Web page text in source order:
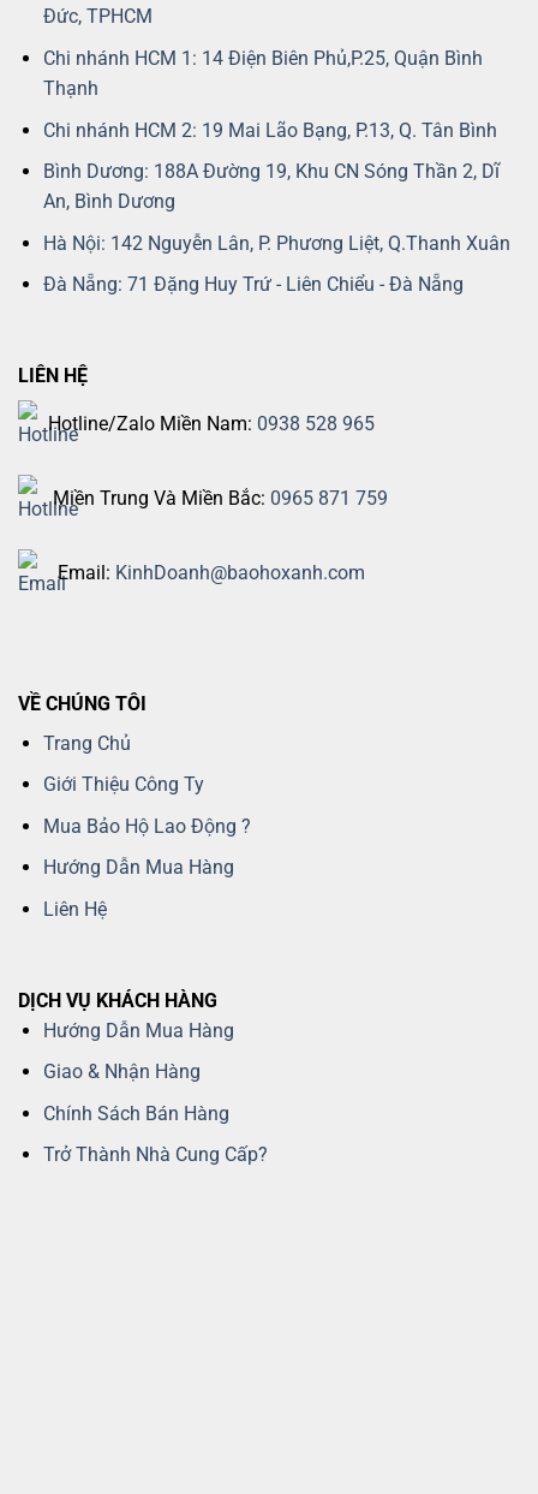
Đức, TPHCM
Chi nhánh HCM 1: 14 Điện Biên Phủ,P.25, Quận Bình
Thạnh
Chi nhánh HCM 2: 19 Mai Lão Bạng, P.13, Q. Tân Bình
Bình Dương: 188A Đường 19, Khu CN Sóng Thần 2, Dĩ
An, Bình Dương
Hà Nội: 142 Nguyễn Lân, P. Phương Liệt, Q.Thanh Xuân
Đà Nẵng: 71 Đặng Huy Trứ - Liên Chiểu - Đà Nẵng
LIÊN HỆ
Hotline/Zalo Miền Nam: 0938 528 965
Miền Trung Và Miền Bắc: 0965 871 759
Email: KinhDoanh@baohoxanh.com
VỀ CHÚNG TÔI
Trang Chủ
Giới Thiệu Công Ty
Mua Bảo Hộ Lao Động ?
Hướng Dẫn Mua Hàng
Liên Hệ
DỊCH VỤ KHÁCH HÀNG
Hướng Dẫn Mua Hàng
Giao & Nhận Hàng
Chính Sách Bán Hàng
Trở Thành Nhà Cung Cấp?